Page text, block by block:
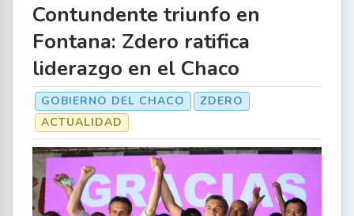
Contundente triunfo en
Fontana: Zdero ratifica
liderazgo en el Chaco
GOBIERNO DEL CHACO
ZDERO
ACTUALIDAD